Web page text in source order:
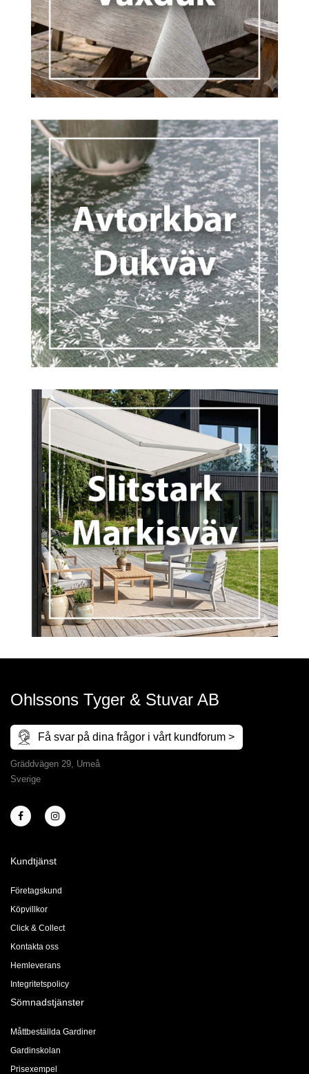
Ohlssons Tyger & Stuvar AB
Få svar på dina frågor i vårt kundforum >
Gräddvägen 29, Umeå
Sverige
Kundtjänst
Företagskund
Köpvillkor
Click & Collect
Kontakta oss
Hemleverans
Integritetspolicy
Sömnadstjänster
Måttbeställda Gardiner
Gardinskolan
Prisexempel